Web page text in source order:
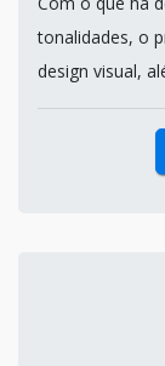
tonalidades, o
design visual,